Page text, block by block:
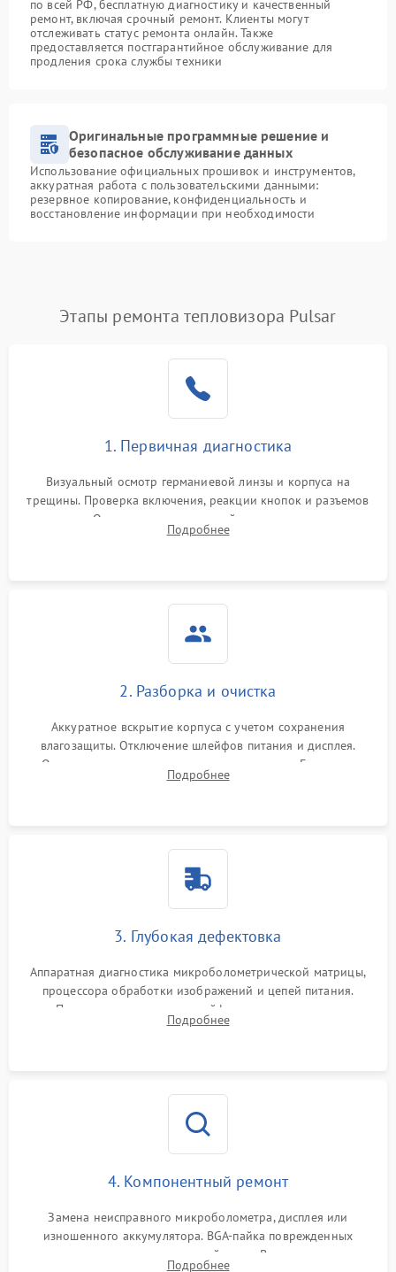
по всей РФ, бесплатную диагностику и качественный
ремонт, включая срочный ремонт. Клиенты могут
отслеживать статус ремонта онлайн. Также
предоставляется постгарантийное обслуживание для
продления срока службы техники
Оригинальные программные решение и
безопасное обслуживание данных
Использование официальных прошивок и инструментов,
аккуратная работа с пользовательскими данными:
резервное копирование, конфиденциальность и
восстановление информации при необходимости
Этапы ремонта тепловизора Pulsar
1. Первичная диагностика
Визуальный осмотр германиевой линзы и корпуса на
трещины. Проверка включения, реакции кнопок и разъемов
зарядки. Оценка вывода тепловой сигнатуры на экран,
проверка базовых функций и считывание системных
Подробнее
2. Разборка и очистка
Аккуратное вскрытие корпуса с учетом сохранения
влагозащиты. Отключение шлейфов питания и дисплея.
Очистка внутренних плат от окислов и пыли. Бережная
обработка германиевого объектива специализированными
Подробнее
3. Глубокая дефектовка
Аппаратная диагностика микроболометрической матрицы,
процессора обработки изображений и цепей питания.
Проверка целостности шлейфов, модуля памяти и
интерфейсов связи. Выявление сгоревших SMD-компонентов
Подробнее
4. Компонентный ремонт
Замена неисправного микроболометра, дисплея или
изношенного аккумулятора. BGA-пайка поврежденных
контроллеров на материнской плате. Восстановление
Подробнее